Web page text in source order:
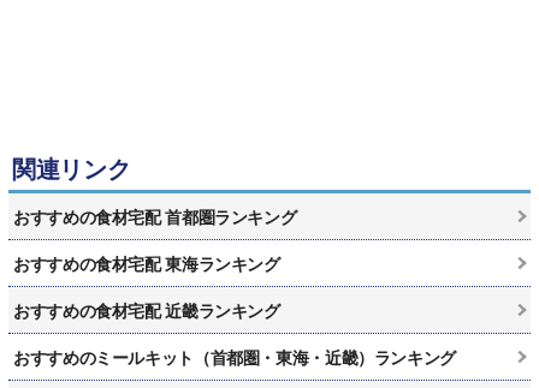
関連リンク
おすすめの食材宅配 首都圏ランキング
おすすめの食材宅配 東海ランキング
おすすめの食材宅配 近畿ランキング
おすすめのミールキット（首都圏・東海・近畿）ランキング